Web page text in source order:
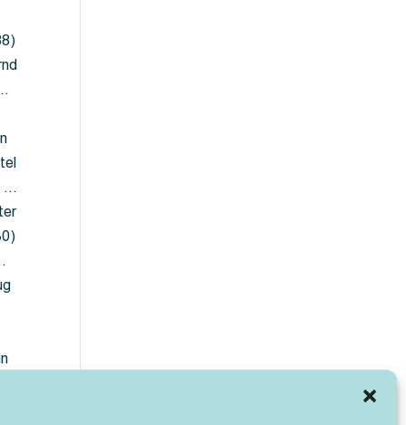
…